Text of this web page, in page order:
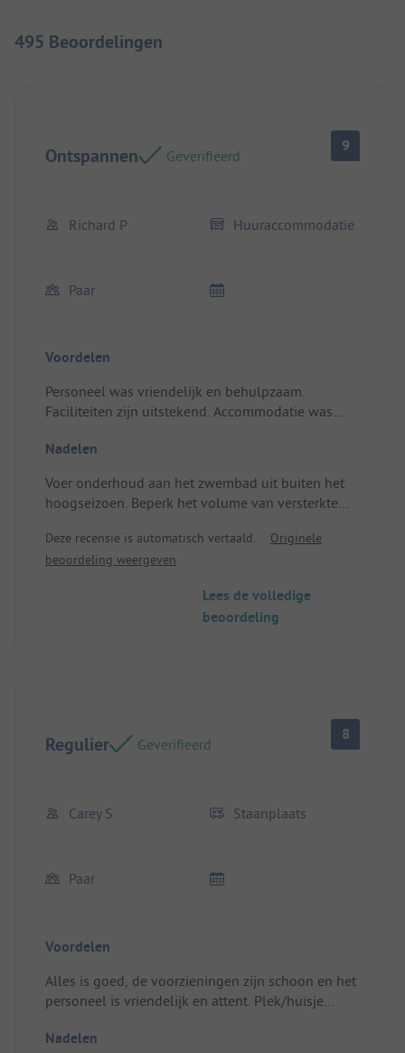
495 Beoordelingen
Ontspannen Geverifieerd
9
Richard P Huuraccommodatie
Paar
Voordelen
Personeel was vriendelijk en behulpzaam.
Faciliteiten zijn uitstekend. Accommodatie was
onderhouden.
Voldoende schaduw.
Nadelen
Voer onderhoud aan het zwembad uit buiten het
hoogseizoen. Beperk het volume van versterkte
Plaats/huren: Geen waterkoker. Slaapkamer is
krap.
Deze recensie is automatisch vertaald.
Originele
beoordeling weergeven
Lees de volledige
beoordeling
Regulier Geverifieerd
8
Carey S Staanplaats
Paar
Voordelen
Alles is goed, de voorzieningen zijn schoon en het
personeel is vriendelijk en attent. Plek/huisje
Nadelen